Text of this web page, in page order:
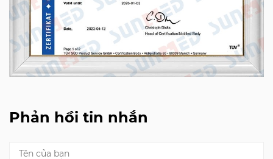
Phản hồi tin nhắn